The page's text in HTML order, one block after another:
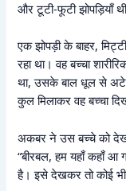
और टूटी-फूटी झोपड़ियाँ
एक झोपड़ी के बाहर,
रहा था। वह बच्चा
था, उसके बाल धूल से अटे
कुल मिलाकर वह बच्चा
अकबर ने उस बच्चे को
“बीरबल, हम यहाँ कहाँ
है। इसे देखकर तो कोई